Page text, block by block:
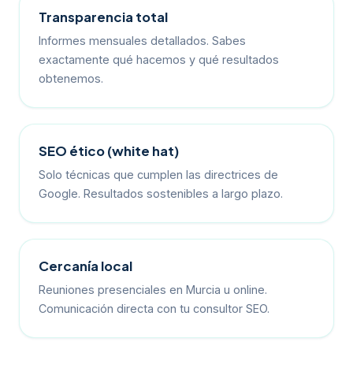
Transparencia total
Informes mensuales detallados. Sabes
exactamente qué hacemos y qué resultados
obtenemos.
SEO ético (white hat)
Solo técnicas que cumplen las directrices de
Google. Resultados sostenibles a largo plazo.
Cercanía local
Reuniones presenciales en Murcia u online.
Comunicación directa con tu consultor SEO.